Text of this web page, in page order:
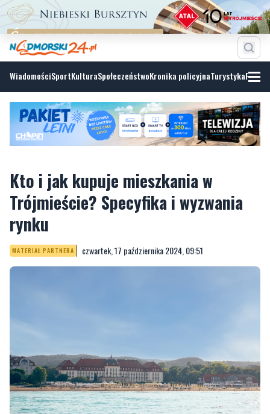
WiadomościSportKulturaSpołeczeństwoKronika policyjnaTurystyka
Kto i jak kupuje mieszkania w
Trójmieście? Specyfika i wyzwania
rynku
MATERIAŁ PARTNERA czwartek, 17 października 2024, 09:51